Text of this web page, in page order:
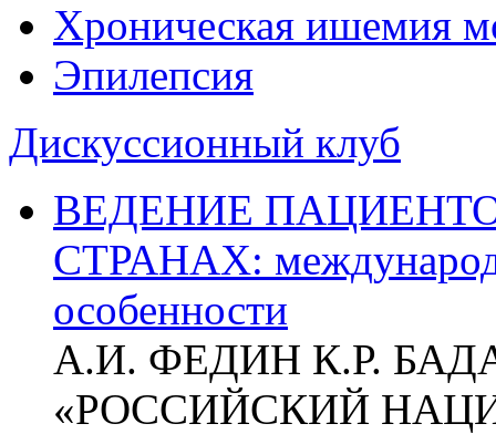
Хроническая ишемия
Эпилепсия
Дискуссионный клуб
ВЕДЕНИЕ
СТРАНАХ:
особенности
А.И. ФЕДИН К.Р.
«РОССИЙСКИЙ